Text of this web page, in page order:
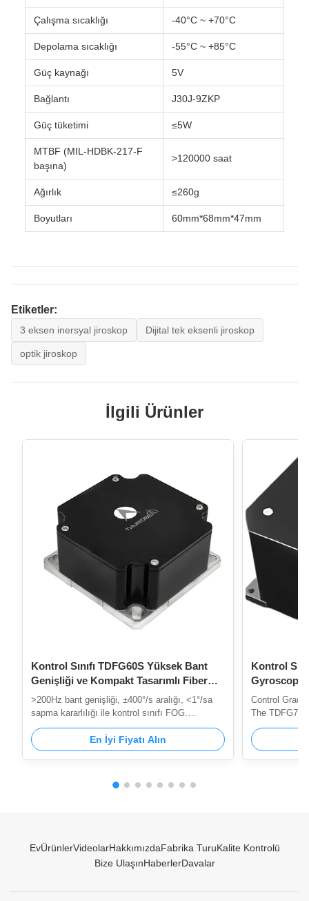
Çalışma sıcaklığı -40°C ~ +70°C
Depolama sıcaklığı -55°C ~ +85°C
Güç kaynağı 5V
Bağlantı J30J-9ZKP
Güç tüketimi ≤5W
MTBF (MIL-HDBK-217-F
başına)
>120000 saat
Ağırlık ≤260g
Boyutları 60mm*68mm*47mm
Etiketler:
3 eksen inersyal jiroskop Dijital tek eksenli jiroskop
optik jiroskop
İlgili Ürünler
Kontrol Sınıfı TDFG60S Yüksek Bant
Genişliği ve Kompakt Tasarımlı Fiber
Optik Giroskop
>200Hz bant genişliği, ±400°/s aralığı, <1°/sa
sapma kararlılığı ile kontrol sınıfı FOG.
Güdümlü silahlar, stabilizasyon ve endüstriyel
kontrol için kompakt, hafif, tamamen katı hal
tasarımı.
En İyi Fiyatı Alın
Kontrol
Gyroscope
0.5°/
Control
The
advanced
the Sagnac
closed-loop
EvÜrünlerVideolarHakkımızdaFabrika TuruKalite Kontrolü
Bize UlaşınHaberlerDavalar